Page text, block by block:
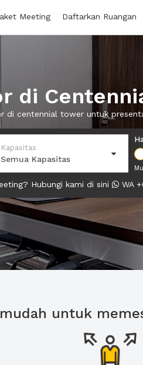
Meeting Daftarkan Ruangan
di
di centennial tower untuk
Kapasitas
Semua Kapasitas
Hubungi kami di sini WA
untuk